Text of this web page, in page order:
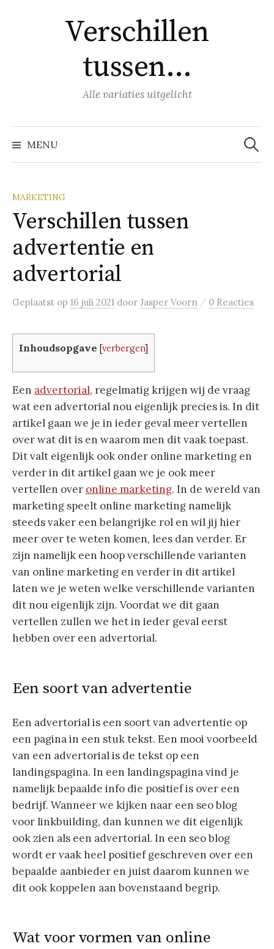
Verschillen
tussen…
Alle variaties uitgelicht
MENU
Zoeken
naar:
MARKETING
Verschillen tussen
advertentie en
advertorial
Geplaatst op 16 juli 2021 door Jasper Voorn / 0 Reacties
Inhoudsopgave [verbergen]
Een advertorial, regelmatig krijgen wij de vraag
wat een advertorial nou eigenlijk precies is. In dit
artikel gaan we je in ieder geval meer vertellen
over wat dit is en waarom men dit vaak toepast.
Dit valt eigenlijk ook onder online marketing en
verder in dit artikel gaan we je ook meer
vertellen over online marketing. In de wereld van
marketing speelt online marketing namelijk
steeds vaker een belangrijke rol en wil jij hier
meer over te weten komen, lees dan verder. Er
zijn namelijk een hoop verschillende varianten
van online marketing en verder in dit artikel
laten we je weten welke verschillende varianten
dit nou eigenlijk zijn. Voordat we dit gaan
vertellen zullen we het in ieder geval eerst
hebben over een advertorial.
Een soort van advertentie
Een advertorial is een soort van advertentie op
een pagina in een stuk tekst. Een mooi voorbeeld
van een advertorial is de tekst op een
landingspagina. In een landingspagina vind je
namelijk bepaalde info die positief is over een
bedrijf. Wanneer we kijken naar een seo blog
voor linkbuilding, dan kunnen we dit eigenlijk
ook zien als een advertorial. In een seo blog
wordt er vaak heel positief geschreven over een
bepaalde aanbieder en juist daarom kunnen we
dit ook koppelen aan bovenstaand begrip.
Wat voor vormen van online